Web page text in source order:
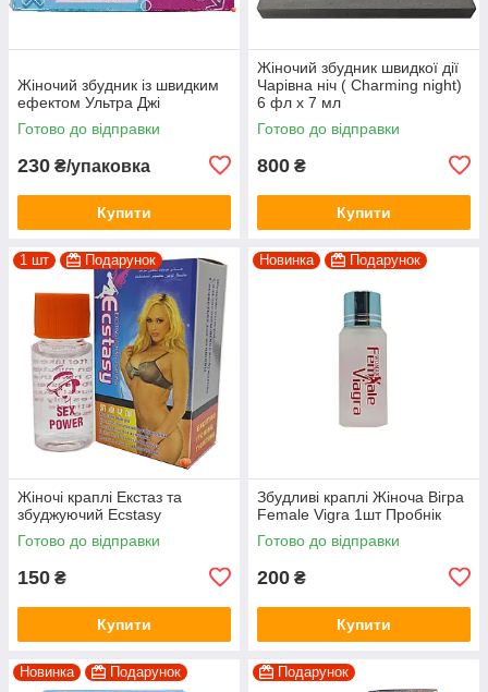
Жіночий збудник із швидким
ефектом Ультра Джі
Готово до відправки
230 ₴/упаковка
Купити
Жіночий збудник швидкої дії
Чарівна ніч ( Charming night)
6 фл х 7 мл
Готово до відправки
800 ₴
Купити
1 шт Подарунок
Жіночі краплі Екстаз та
збуджуючий Ecstasy
Готово до відправки
150 ₴
Купити
Новинка Подарунок
Збудливі краплі Жіноча Вігра
Female Vigra 1шт Пробнік
Готово до відправки
200 ₴
Купити
Новинка Подарунок Подарунок